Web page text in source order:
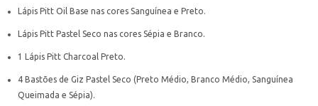
Lápis Pitt Oil Base nas cores Sanguínea e Preto.
Lápis Pitt Pastel Seco nas cores Sépia e Branco.
1 Lápis Pitt Charcoal Preto.
4 Bastões de Giz Pastel Seco (Preto Médio, Branco Médio, Sanguínea
Queimada e Sépia).